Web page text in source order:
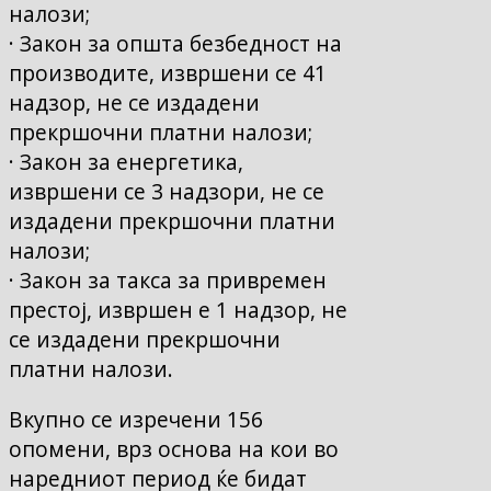
налози;
· Закон за општа безбедност на
производите, извршени се 41
надзор, не се издадени
прекршочни платни налози;
· Закон за енергетика,
извршени се 3 надзори, не се
издадени прекршочни платни
налози;
· Закон за такса за привремен
престој, извршен е 1 надзор, не
се издадени прекршочни
платни налози.
Вкупно се изречени 156
опомени, врз основа на кои во
наредниот период ќе бидат